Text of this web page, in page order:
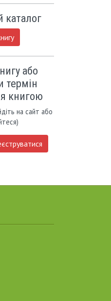
каталог
або
термін
книгою
на сайт або